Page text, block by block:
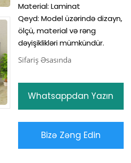
Material: Laminat
Qeyd: Model üzərində dizayn,
ölçü, material və rəng
dəyişiklikləri mümkündür.
Sifariş Əsasında
Whatsappdan Yazın
Bizə Zəng Edin